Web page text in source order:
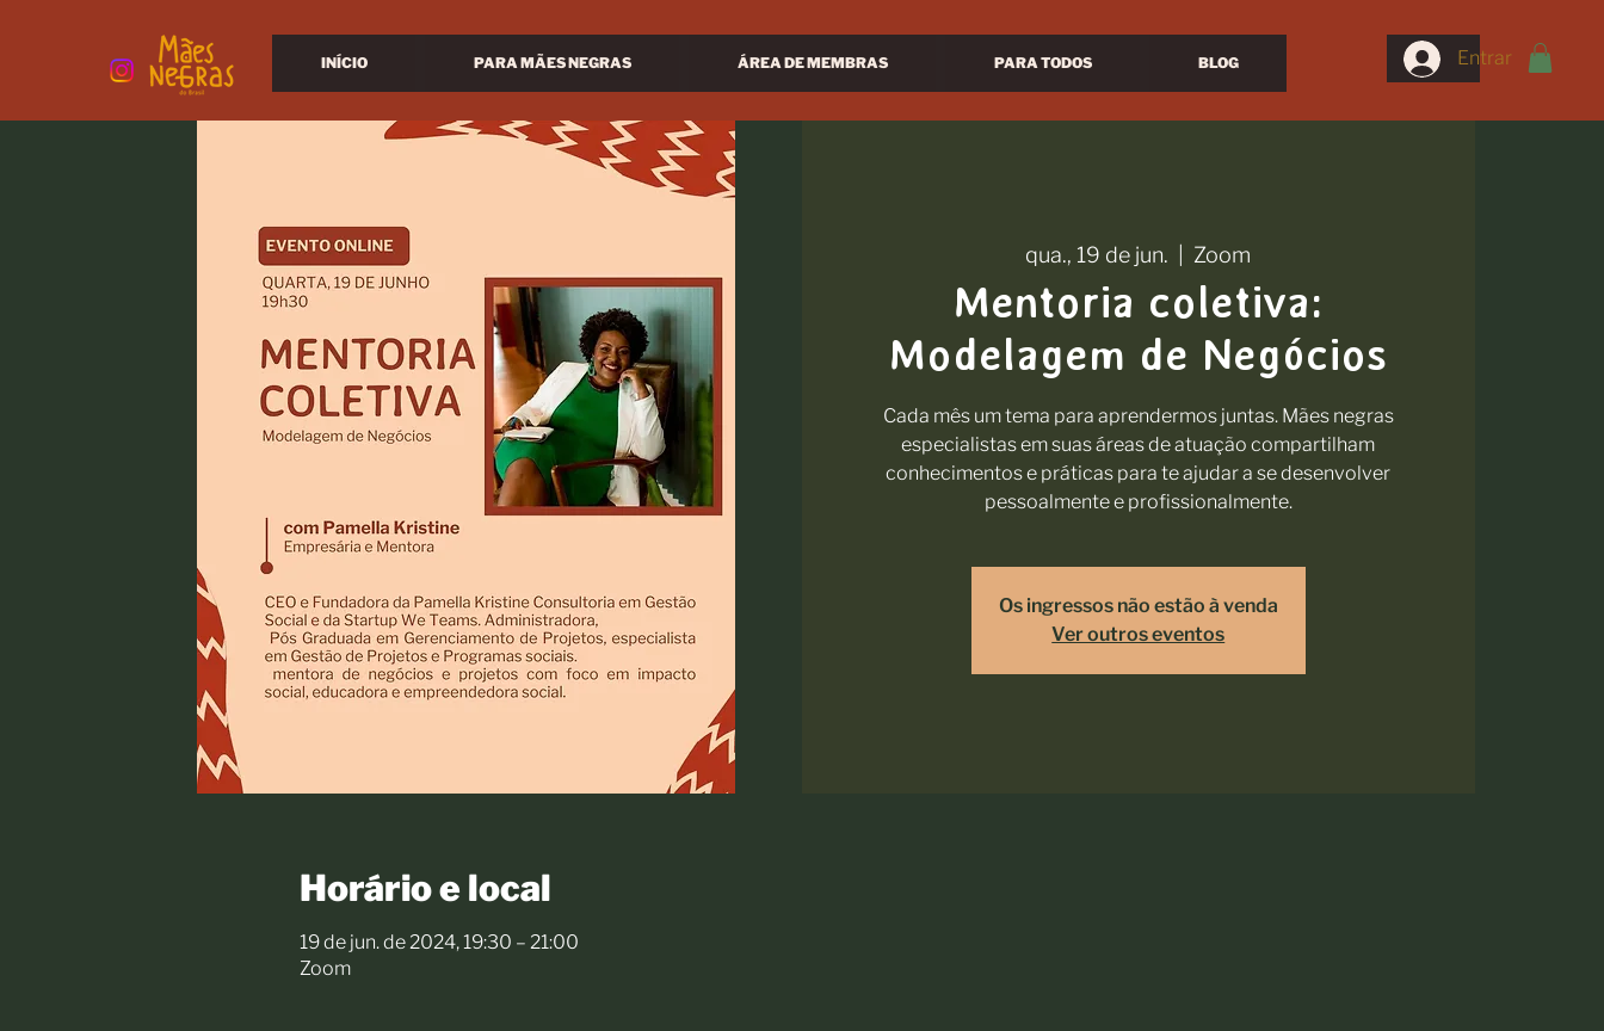
INÍCIO PARA MÃES NEGRAS ÁREA DE MEMBRAS PARA TODOS BLOG Entrar
qua., 19 de jun. Zoom
Mentoria coletiva:
Modelagem de Negócios
Cada mês um tema para aprendermos juntas. Mães negras
especialistas em suas áreas de atuação compartilham
conhecimentos e práticas para te ajudar a se desenvolver
pessoalmente e profissionalmente.
Os ingressos não estão à venda
Ver outros eventos
Horário e local
19 de jun. de 2024, 19:30 – 21:00
Zoom